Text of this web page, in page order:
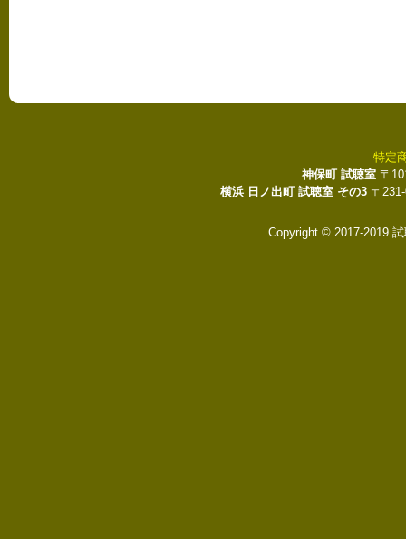
特定
神保町 試聴室 〒
横浜 日ノ出町 試聴室 その3 〒
Copyright © 2017-2019